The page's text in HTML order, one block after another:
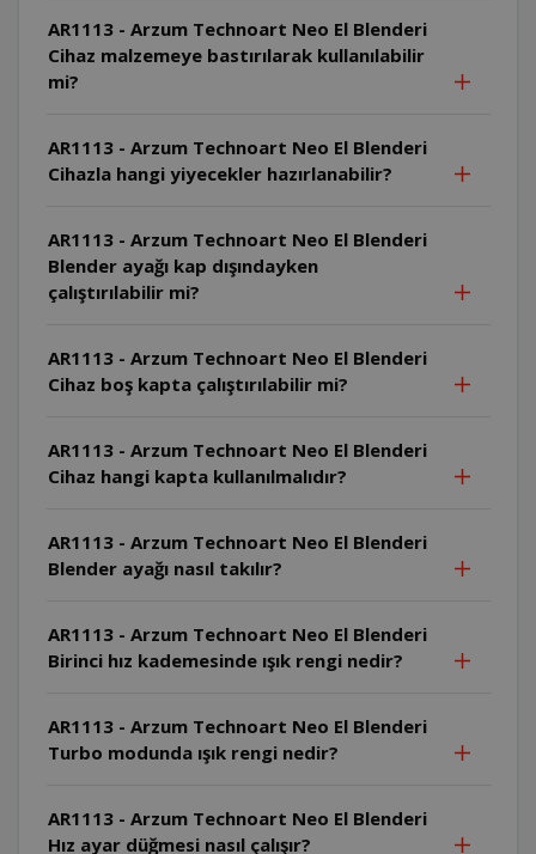
AR1113 - Arzum Technoart Neo El Blenderi
Cihaz malzemeye bastırılarak kullanılabilir
mi?
AR1113 - Arzum Technoart Neo El Blenderi
Cihazla hangi yiyecekler hazırlanabilir?
AR1113 - Arzum Technoart Neo El Blenderi
Blender ayağı kap dışındayken
çalıştırılabilir mi?
AR1113 - Arzum Technoart Neo El Blenderi
Cihaz boş kapta çalıştırılabilir mi?
AR1113 - Arzum Technoart Neo El Blenderi
Cihaz hangi kapta kullanılmalıdır?
AR1113 - Arzum Technoart Neo El Blenderi
Blender ayağı nasıl takılır?
AR1113 - Arzum Technoart Neo El Blenderi
Birinci hız kademesinde ışık rengi nedir?
AR1113 - Arzum Technoart Neo El Blenderi
Turbo modunda ışık rengi nedir?
AR1113 - Arzum Technoart Neo El Blenderi
Hız ayar düğmesi nasıl çalışır?